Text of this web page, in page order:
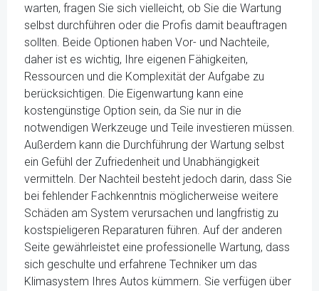
warten, fragen Sie sich vielleicht, ob Sie die Wartung
selbst durchführen oder die Profis damit beauftragen
sollten. Beide Optionen haben Vor- und Nachteile,
daher ist es wichtig, Ihre eigenen Fähigkeiten,
Ressourcen und die Komplexität der Aufgabe zu
berücksichtigen. Die Eigenwartung kann eine
kostengünstige Option sein, da Sie nur in die
notwendigen Werkzeuge und Teile investieren müssen.
Außerdem kann die Durchführung der Wartung selbst
ein Gefühl der Zufriedenheit und Unabhängigkeit
vermitteln. Der Nachteil besteht jedoch darin, dass Sie
bei fehlender Fachkenntnis möglicherweise weitere
Schäden am System verursachen und langfristig zu
kostspieligeren Reparaturen führen. Auf der anderen
Seite gewährleistet eine professionelle Wartung, dass
sich geschulte und erfahrene Techniker um das
Klimasystem Ihres Autos kümmern. Sie verfügen über